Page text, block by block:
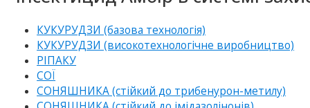
КУКУРУДЗИ (базова технологія)
КУКУРУДЗИ (високотехнологічне виробництво)
РІПАКУ
СОЇ
СОНЯШНИКА (стійкий до трибенурон-метилу)